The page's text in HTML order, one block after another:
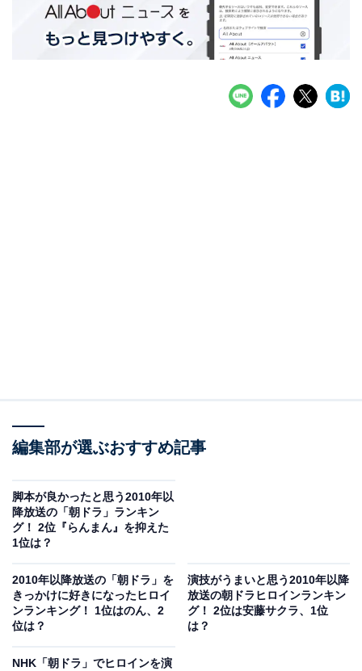
編集部が選ぶおすすめ記事
脚本が良かったと思う2010年以
降放送の「朝ドラ」ランキン
グ！ 2位『らんまん』を抑えた
1位は？
2010年以降放送の「朝ドラ」を
きっかけに好きになったヒロイ
ンランキング！ 1位はのん、2
位は？
演技がうまいと思う2010年以降
放送の朝ドラヒロインランキン
グ！ 2位は安藤サクラ、1位
は？
NHK「朝ドラ」でヒロインを演